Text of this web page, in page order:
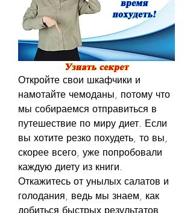
Откройте свои шкафчики и
намотайте чемоданы, потому что
мы собираемся отправиться в
путешествие по миру диет. Если
вы хотите резко похудеть, то вы,
скорее всего, уже попробовали
каждую диету из книги.
Откажитесь от унылых салатов и
голодания, ведь мы знаем, как
добиться быстрых результатов